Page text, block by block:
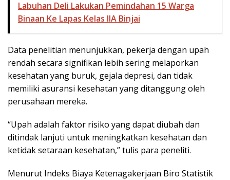
Labuhan Deli Lakukan Pemindahan 15 Warga
Binaan Ke Lapas Kelas IIA Binjai
Data penelitian menunjukkan, pekerja dengan upah
rendah secara signifikan lebih sering melaporkan
kesehatan yang buruk, gejala depresi, dan tidak
memiliki asuransi kesehatan yang ditanggung oleh
perusahaan mereka.
“Upah adalah faktor risiko yang dapat diubah dan
ditindak lanjuti untuk meningkatkan kesehatan dan
ketidak setaraan kesehatan,” tulis para peneliti.
Menurut Indeks Biaya Ketenagakerjaan Biro Statistik